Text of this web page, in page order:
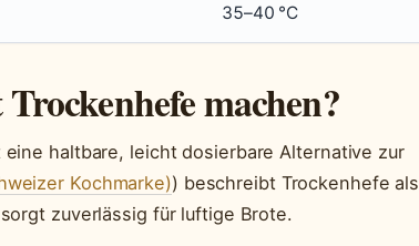
35–40 °C
machen?
haltbare, leicht dosierbare Alternative zur
Kochmarke)) beschreibt Trockenhefe als
zuverlässig für luftige Brote.